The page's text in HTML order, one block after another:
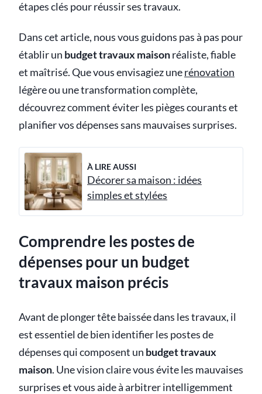
étapes clés pour réussir ses travaux.
Dans cet article, nous vous guidons pas à pas pour
établir un budget travaux maisonréaliste, fiable
et maîtrisé. Que vous envisagiez unerénovation
légère ou une transformation complète,
découvrez comment éviter les pièges courants et
planifier vos dépenses sans mauvaises surprises.
À LIRE AUSSI
Décorer sa maison : idées
simples et stylées
Comprendre les postes de
dépenses pour un budget
travaux maison précis
Avant de plonger tête baissée dans les travaux, il
est essentiel de bien identifier les postes de
dépenses qui composent un budget travaux
maison. Une vision claire vous évite les mauvaises
surprises et vous aide à arbitrer intelligemment